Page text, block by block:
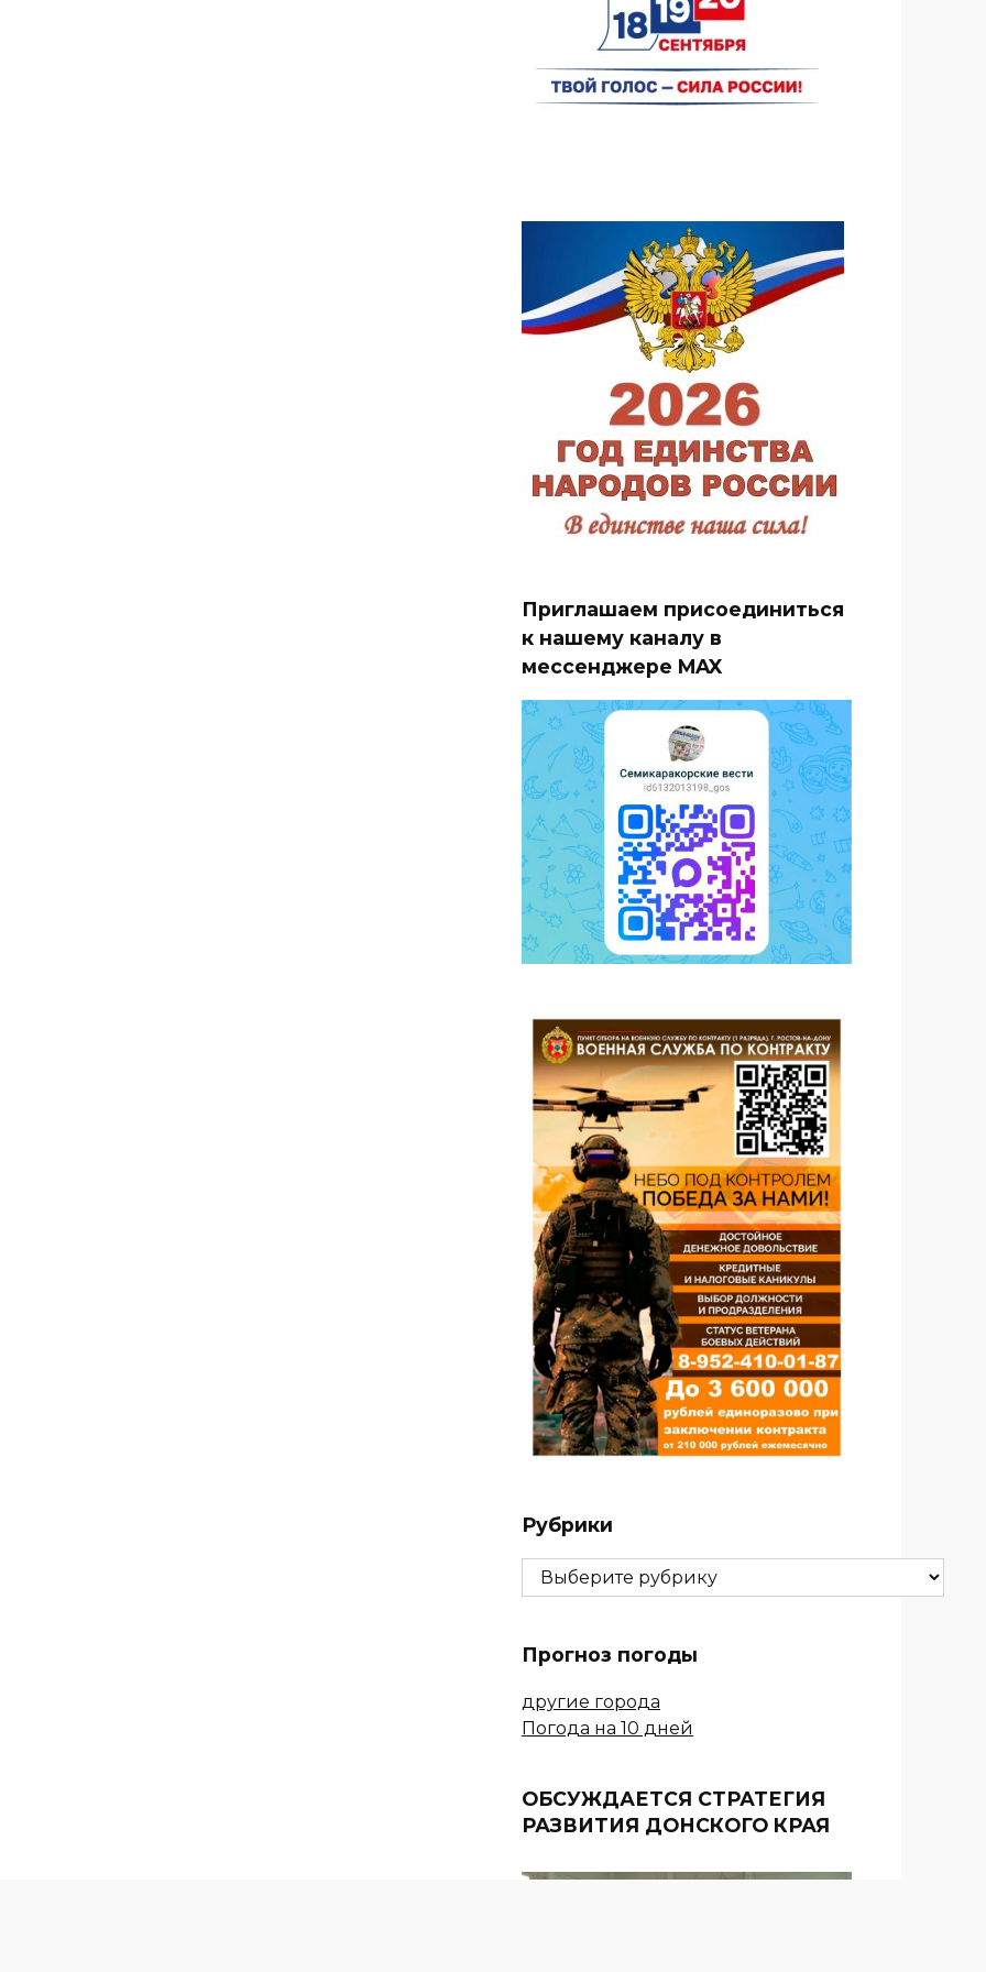
Приглашаем присоединиться
к нашему каналу в
мессенджере MAX
Рубрики
Рубрики
Прогноз погоды
другие города
Погода на 10 дней
ОБСУЖДАЕТСЯ СТРАТЕГИЯ
РАЗВИТИЯ ДОНСКОГО КРАЯ